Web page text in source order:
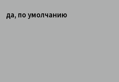
да, по умолчанию